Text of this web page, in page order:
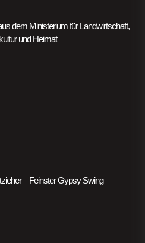
dem Ministerium für Landwirtschaft,
und Heimat
– Feinster Gypsy Swing